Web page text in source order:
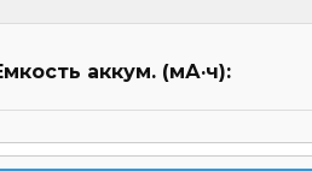
аккум. (мА·ч):